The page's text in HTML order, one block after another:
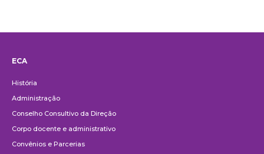
ECA
História
Administração
Conselho Consultivo da Direção
Corpo docente e administrativo
Convênios e Parcerias